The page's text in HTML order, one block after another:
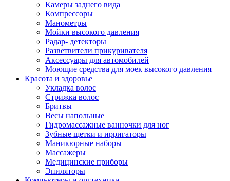
Камеры заднего вида
Компрессоры
Манометры
Мойки высокого давления
Радар- детекторы
Разветвители прикуривателя
Аксессуары для автомобилей
Моющие средства для моек высокого давления
Красота и здоровье
Укладка волос
Стрижка волос
Бритвы
Весы напольные
Гидромассажные ванночки для ног
Зубные щетки и ирригаторы
Маникюрные наборы
Массажеры
Медицинские приборы
Эпиляторы